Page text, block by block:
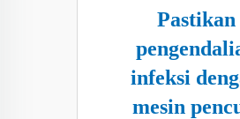
Pastikan
infeksi
mesin